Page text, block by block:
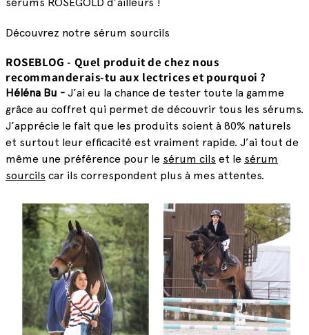
sérums ROSEGOLD d’ailleurs !
Découvrez notre sérum sourcils
ROSEBLOG - Quel produit de chez nous
recommanderais-tu aux lectrices et pourquoi ?
Héléna Bu - J’ai eu la chance de tester toute la gamme
grâce au coffret qui permet de découvrir tous les sérums.
J’apprécie le fait que les produits soient à 80% naturels
et surtout leur efficacité est vraiment rapide. J’ai tout de
même une préférence pour le sérum cils et le sérum
sourcils car ils correspondent plus à mes attentes.